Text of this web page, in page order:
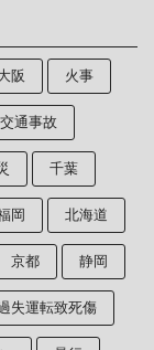
阪 火事
交通事故
千葉
岡 北海道
京都 静岡
失運転致死傷